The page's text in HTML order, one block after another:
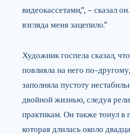
видеокассетами,”, – сказал
взгляда меня зацепило.”
Художник госпела сказал,
повлияла на него по-
заполняла пустоту
двойной жизнью, следуя
практикам. Он также тонул в
которая длилась около